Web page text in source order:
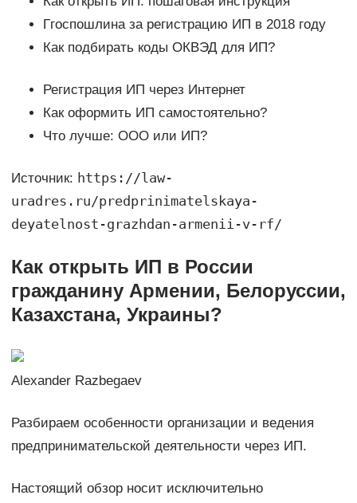
Ггоспошлина за регистрацию ИП в 2018 году
Как подбирать коды ОКВЭД для ИП?
Регистрация ИП через Интернет
Как оформить ИП самостоятельно?
Что лучше: ООО или ИП?
Источник: https://law-
uradres.ru/predprinimatelskaya-
deyatelnost-grazhdan-armenii-v-rf/
Как открыть ИП в России
гражданину Армении, Белоруссии,
Казахстана, Украины?
Alexander Razbegaev
Разбираем особенности организации и ведения
предпринимательской деятельности через ИП.
Настоящий обзор носит исключительно